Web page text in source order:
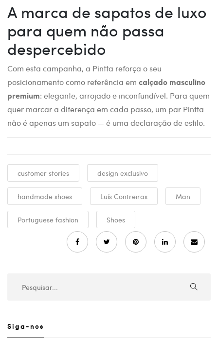
A marca de sapatos de luxo
para quem não passa
despercebido
Com esta campanha, a Pintta reforça o seu
posicionamento como referência em calçado masculino
premium: elegante, arrojado e inconfundível. Para quem
quer marcar a diferença em cada passo, um par Pintta
não é apenas um sapato — é uma declaração de estilo.
customer stories design exclusivo
handmade shoes Luís Contreiras Man
Portuguese fashion Shoes
Siga-nos